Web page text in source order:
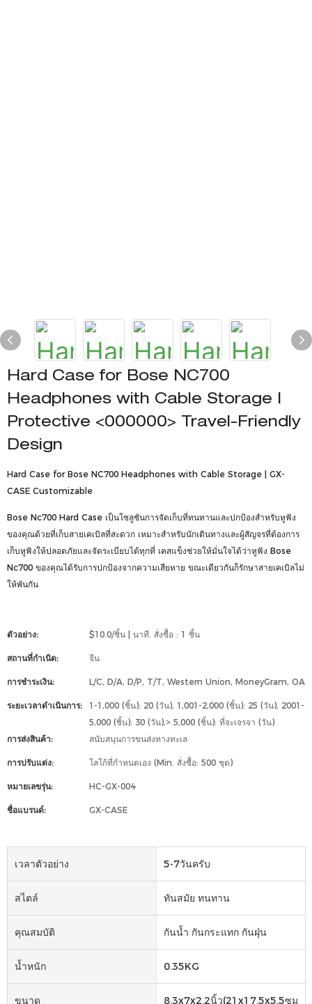
Hard Case for Bose NC700
Headphones with Cable Storage |
Protective <000000> Travel-Friendly
Design
Hard Case for Bose NC700 Headphones with Cable Storage | GX-
CASE Customizable
Bose Nc700 Hard Case เป็นโซลูชันการจัดเก็บที่ทนทานและปกป้องสำหรับหูฟัง
ของคุณด้วยที่เก็บสายเคเบิลที่สะดวก เหมาะสำหรับนักเดินทางและผู้สัญจรที่ต้องการ
เก็บหูฟังให้ปลอดภัยและจัดระเบียบได้ทุกที่ เคสแข็งช่วยให้มั่นใจได้ว่าหูฟัง Bose
Nc700 ของคุณได้รับการปกป้องจากความเสียหาย ขณะเดียวกันก็รักษาสายเคเบิลไม่
ให้พันกัน
ตัวอย่าง: $10.0/ชิ้น | นาที. สั่งซื้อ : 1 ชิ้น
สถานที่กำเนิด: จีน
การชำระเงิน: L/C, D/A, D/P, T/T, Western Union, MoneyGram, OA
ระยะเวลาดำเนินการ:
1-1,000 (ชิ้น): 20 (วัน), 1,001-2,000 (ชิ้น): 25 (วัน), 2001-
5,000 (ชิ้น): 30 (วัน),> 5,000 (ชิ้น): ที่จะเจรจา (วัน)
การส่งสินค้า:
สนับสนุนการขนส่งทางทะเล
การปรับแต่ง: โลโก้ที่กำหนดเอง (Min. สั่งซื้อ: 500 ชุด)
หมายเลขรุ่น: HC-GX-004
ชื่อแบรนด์: GX-CASE
เวลาตัวอย่าง 5-7วันครับ
สไตล์ ทันสมัย ​​ทนทาน
คุณสมบัติ กันน้ำ กันกระแทก กันฝุ่น
น้ำหนัก 0.35KG
ขนาด 8.3x7x2.2นิ้ว(21x17.5x5.5ซม.))